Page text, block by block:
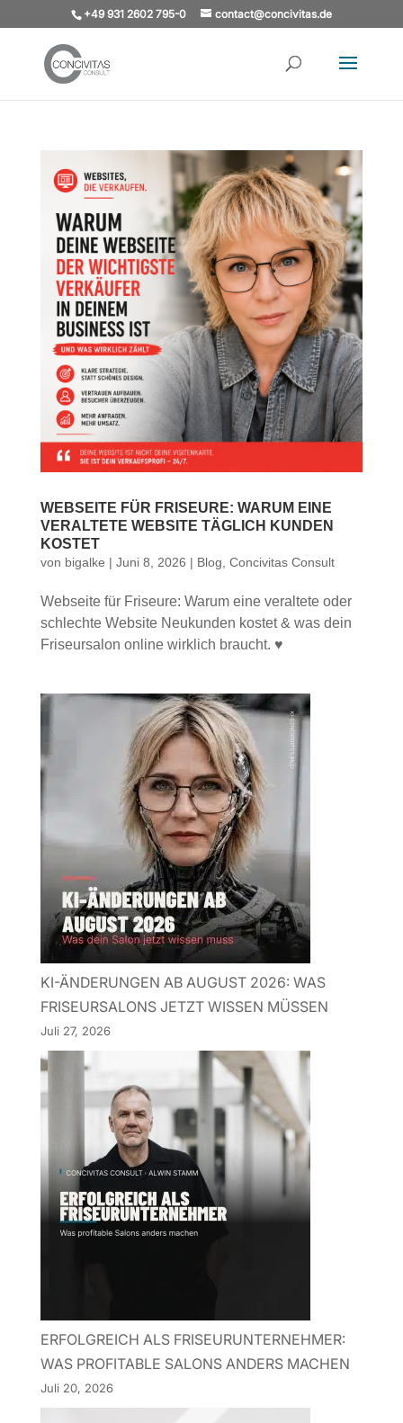
+49 931 2602 795-0 contact@concivitas.de
WEBSEITE FÜR FRISEURE: WARUM EINE
VERALTETE WEBSITE TÄGLICH KUNDEN
KOSTET
von bigalke | Juni 8, 2026 | Blog, Concivitas Consult
Webseite für Friseure: Warum eine veraltete oder
schlechte Website Neukunden kostet & was dein
Friseursalon online wirklich braucht. ♥
KI-ÄNDERUNGEN AB AUGUST 2026: WAS
FRISEURSALONS JETZT WISSEN MÜSSEN
Juli 27, 2026
ERFOLGREICH ALS FRISEURUNTERNEHMER:
WAS PROFITABLE SALONS ANDERS MACHEN
Juli 20, 2026